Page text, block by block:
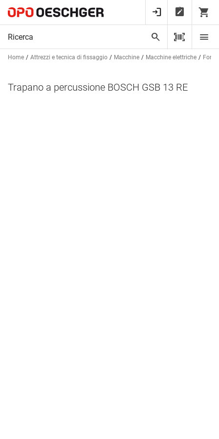
Home Attrezzi e tecnica di fissaggio Macchine Macchine elettriche
Trapano a percussione BOSCH GSB 13 RE